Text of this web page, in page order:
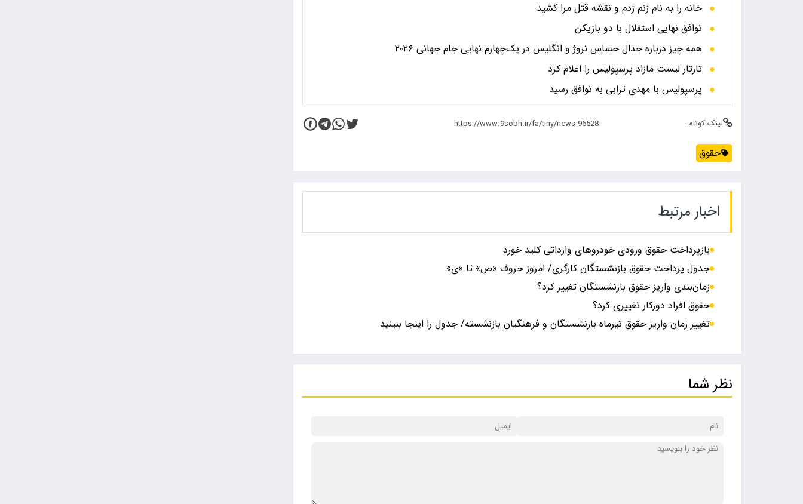
خانه را به نام زنم زدم و نقشه قتل مرا کشید
توافق نهایی استقلال با دو بازیکن
همه چیز درباره جدال حساس نروژ و انگلیس در یک‌چهارم نهایی جام جهانی ۲۰۲۶
تارتار لیست مازاد پرسپولیس را اعلام کرد
پرسپولیس با مهدی ترابی به توافق رسید
لینک کوتاه :
حقوق
اخبار مرتبط
بازپرداخت حقوق ورودی خودرو‌های وارداتی کلید خورد
جدول پرداخت حقوق بازنشستگان کارگری/ امروز حروف «ص» تا «ی»
زمان‌بندی واریز حقوق بازنشستگان تغییر کرد؟
حقوق افراد دورکار تغییری کرد؟
تغییر زمان واریز حقوق تیرماه بازنشستگان و فرهنگیان بازنشسته/ جدول را اینجا ببینید
نظر شما